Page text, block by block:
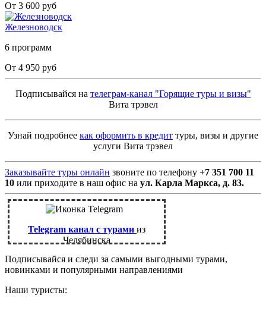
От 3 600 руб
Железноводск
6 программ
От 4 950 руб
Подписывайся на телеграм-канал "Горящие туры и визы"
Вита трэвел
Узнай подробнее как оформить в кредит туры, визы и другие
услуги Вита трэвел
Заказывайте туры онлайн звоните по телефону +7 351 700 11
10 или приходите в наш офис на ул. Карла Маркса, д. 83.
Telegram канал с турами из
Челябинска
Подписывайся и следи за самыми выгодными турами,
новинками и популярными направлениями
Наши туристы: